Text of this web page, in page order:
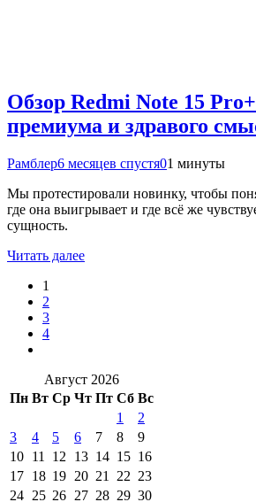
Обзор Redmi Note 15
премиума и здравого
Рамблер6 месяцев спустя01 минуты
Мы протестировали новинку, чтобы
где она выигрывает и где всё же
сущность.
Читать далее
1
2
3
4
Август 2026
Пн Вт Ср Чт Пт Сб Вс
1
2
3
4 5 6 7 8
9
10 11 12 13 14 15 16
17 18 19 20 21 22 23
24 25 26 27 28 29 30